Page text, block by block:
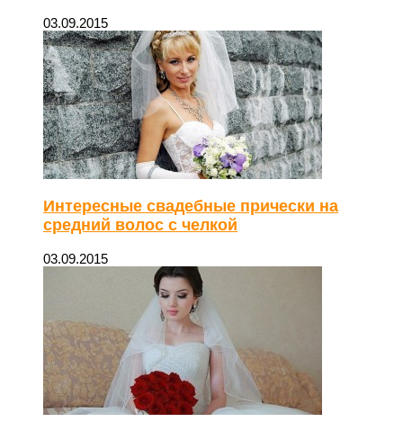
03.09.2015
Интересные свадебные прически на
средний волос с челкой
03.09.2015